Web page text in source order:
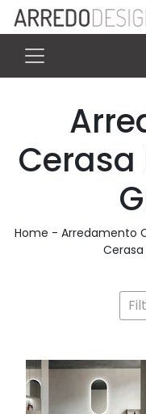
Cerasa
Home - Arredamento